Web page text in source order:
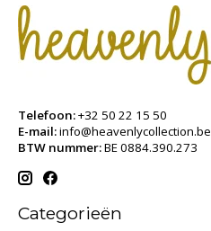
Telefoon:+32 50 22 15 50
E-mail:info@heavenlycollection.be
BTW nummer:BE 0884.390.273
Categorieën